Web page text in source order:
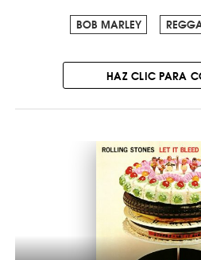
BOB MARLEY
HAZ CLIC PARA